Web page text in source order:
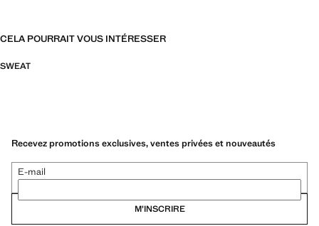
CELA POURRAIT VOUS INTÉRESSER
SWEAT
Recevez promotions exclusives, ventes privées et nouveautés
E-mail
M’INSCRIRE